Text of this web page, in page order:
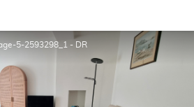
2 personnes
5-2593298_1 - DR